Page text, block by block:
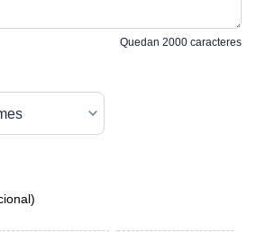
Quedan 2000 caracteres